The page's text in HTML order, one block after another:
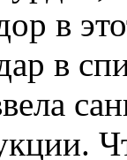
в
в